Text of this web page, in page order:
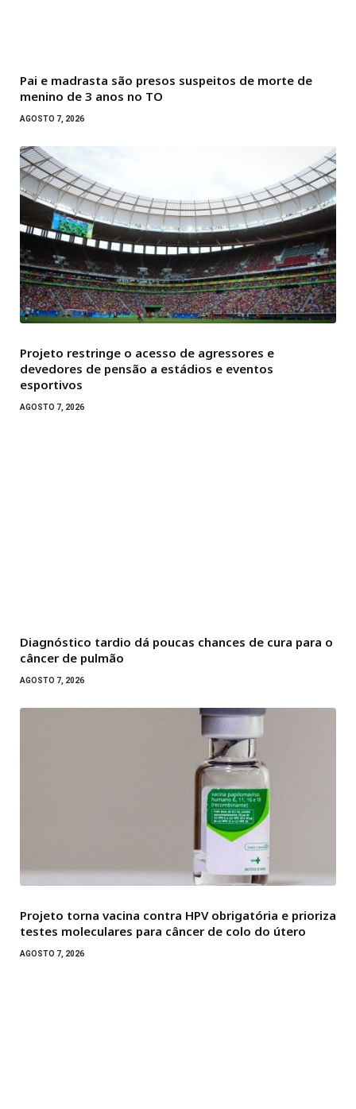
Pai e madrasta são presos suspeitos de morte de
menino de 3 anos no TO
AGOSTO 7, 2026
Projeto restringe o acesso de agressores e
devedores de pensão a estádios e eventos
esportivos
AGOSTO 7, 2026
Diagnóstico tardio dá poucas chances de cura para o
câncer de pulmão
AGOSTO 7, 2026
Projeto torna vacina contra HPV obrigatória e prioriza
testes moleculares para câncer de colo do útero
AGOSTO 7, 2026